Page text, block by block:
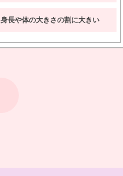
身長や体の大きさの割に大きい